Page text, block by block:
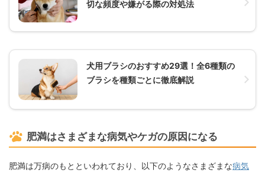
切な頻度や嫌がる際の対処法
犬用ブラシのおすすめ29選！全6種類の
ブラシを種類ごとに徹底解説
肥満はさまざまな病気やケガの原因になる
肥満は万病のもとといわれており、以下のようなさまざまな病気